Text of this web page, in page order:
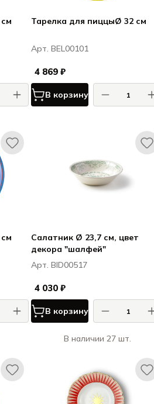
Тарелка для пиццыØ 32 см
Арт. BEL00101
4 869 ₽
В корзину
Салатник Ø 23,7 см, цвет
декора "шалфей"
Арт. BID00517
4 030 ₽
В корзину
В наличии 27 шт.